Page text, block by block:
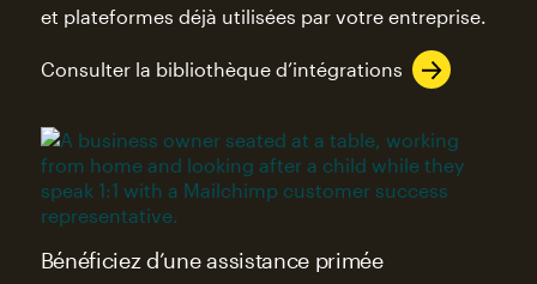
et plateformes déjà utilisées par votre entreprise.
Consulter la bibliothèque d’intégrations
Bénéficiez d’une assistance primée